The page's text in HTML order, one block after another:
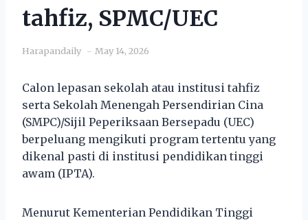
tahfiz, SPMC/UEC
Harapandaily May 14, 2026
Calon lepasan sekolah atau institusi tahfiz
serta Sekolah Menengah Persendirian Cina
(SMPC)/Sijil Peperiksaan Bersepadu (UEC)
berpeluang mengikuti program tertentu yang
dikenal pasti di institusi pendidikan tinggi
awam (IPTA).
Menurut Kementerian Pendidikan Tinggi